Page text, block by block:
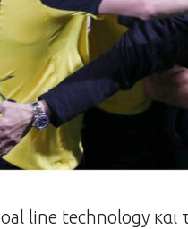
line technology